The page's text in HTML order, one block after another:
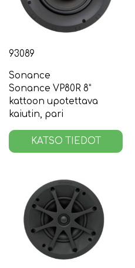
93089
Sonance
Sonance VP80R 8”
kattoon upotettava
kaiutin, pari
KATSO TIEDOT